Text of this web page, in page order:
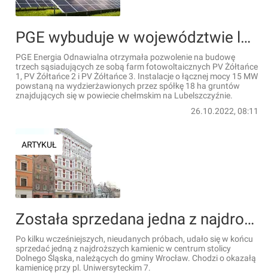
PGE wybuduje w województwie lubelskim trzy farmy fotowoltaiczne o łącznej mocy 15 MW
PGE Energia Odnawialna otrzymała pozwolenie na budowę
trzech sąsiadujących ze sobą farm fotowoltaicznych PV Żółtańce
1, PV Żółtańce 2 i PV Żółtańce 3. Instalacje o łącznej mocy 15 MW
powstaną na wydzierżawionych przez spółkę 18 ha gruntów
znajdujących się w powiecie chełmskim na Lubelszczyźnie.
26.10.2022, 08:11
ARTYKUŁ
Została sprzedana jedna z najdroższych kamienic we Wrocławiu
Po kilku wcześniejszych, nieudanych próbach, udało się w końcu
sprzedać jedną z najdroższych kamienic w centrum stolicy
Dolnego Śląska, należących do gminy Wrocław. Chodzi o okazałą
kamienicę przy pl. Uniwersyteckim 7.